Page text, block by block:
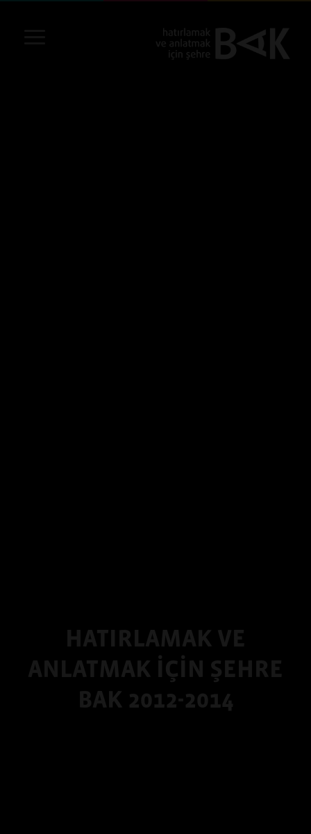
HATIRLAMAK VE
ANLATMAK İÇİN ŞEHRE
BAK 2012-2014